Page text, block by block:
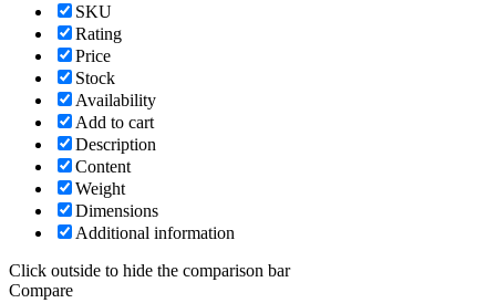
SKU
Rating
Price
Stock
Availability
Add to cart
Description
Content
Weight
Dimensions
Additional information
Click outside to hide the comparison bar
Compare